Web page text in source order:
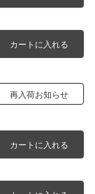
カートに入れる
再入荷お知らせ
カートに入れる